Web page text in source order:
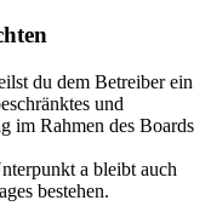
du dem Betreiber ein
und
im Rahmen des Boards
a bleibt auch
bestehen.